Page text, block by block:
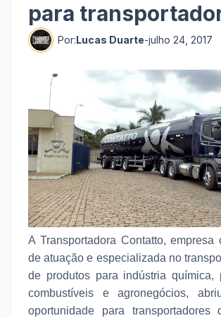
para
Por:Lucas Duarte-julho 24, 2017
A Transportadora Contatto, empresa
de atuação e especializada no
de produtos para indústria química,
combustíveis e agronegócios,
oportunidade para transportadores